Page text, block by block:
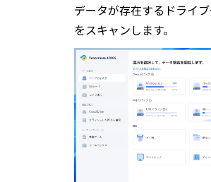
データが存在するドライ
をスキャンします。